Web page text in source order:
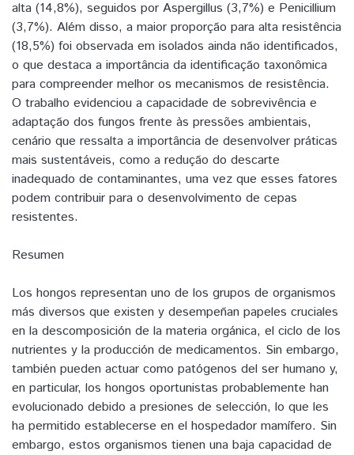
alta (14,8%), seguidos por Aspergillus (3,7%) e Penicillium
(3,7%). Além disso, a maior proporção para alta resistência
(18,5%) foi observada em isolados ainda não identificados,
o que destaca a importância da identificação taxonômica
para compreender melhor os mecanismos de resistência.
O trabalho evidenciou a capacidade de sobrevivência e
adaptação dos fungos frente às pressões ambientais,
cenário que ressalta a importância de desenvolver práticas
mais sustentáveis, como a redução do descarte
inadequado de contaminantes, uma vez que esses fatores
podem contribuir para o desenvolvimento de cepas
resistentes.
Resumen
Los hongos representan uno de los grupos de organismos
más diversos que existen y desempeñan papeles cruciales
en la descomposición de la materia orgánica, el ciclo de los
nutrientes y la producción de medicamentos. Sin embargo,
también pueden actuar como patógenos del ser humano y,
en particular, los hongos oportunistas probablemente han
evolucionado debido a presiones de selección, lo que les
ha permitido establecerse en el hospedador mamífero. Sin
embargo, estos organismos tienen una baja capacidad de